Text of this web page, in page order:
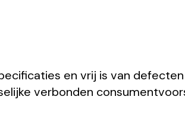
en vrij is van
verbonden